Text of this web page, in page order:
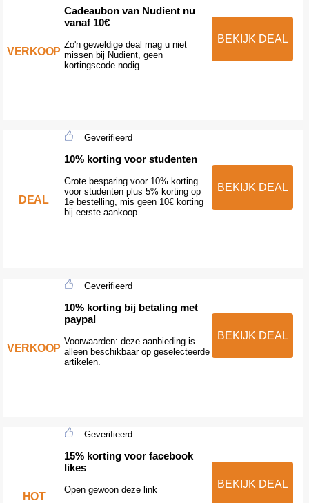
VERKOOP
Cadeaubon van Nudient nu
vanaf 10€
Zo'n geweldige deal mag u niet
missen bij Nudient, geen
kortingscode nodig
BEKIJK DEAL
DEAL
Geverifieerd
10% korting voor studenten
Grote besparing voor 10% korting
voor studenten plus 5% korting op
1e bestelling, mis geen 10€ korting
bij eerste aankoop
BEKIJK DEAL
VERKOOP
Geverifieerd
10% korting bij betaling met
paypal
Voorwaarden: deze aanbieding is
alleen beschikbaar op geselecteerde
artikelen.
BEKIJK DEAL
HOT
Geverifieerd
15% korting voor facebook
likes
Open gewoon deze link BEKIJK DEAL